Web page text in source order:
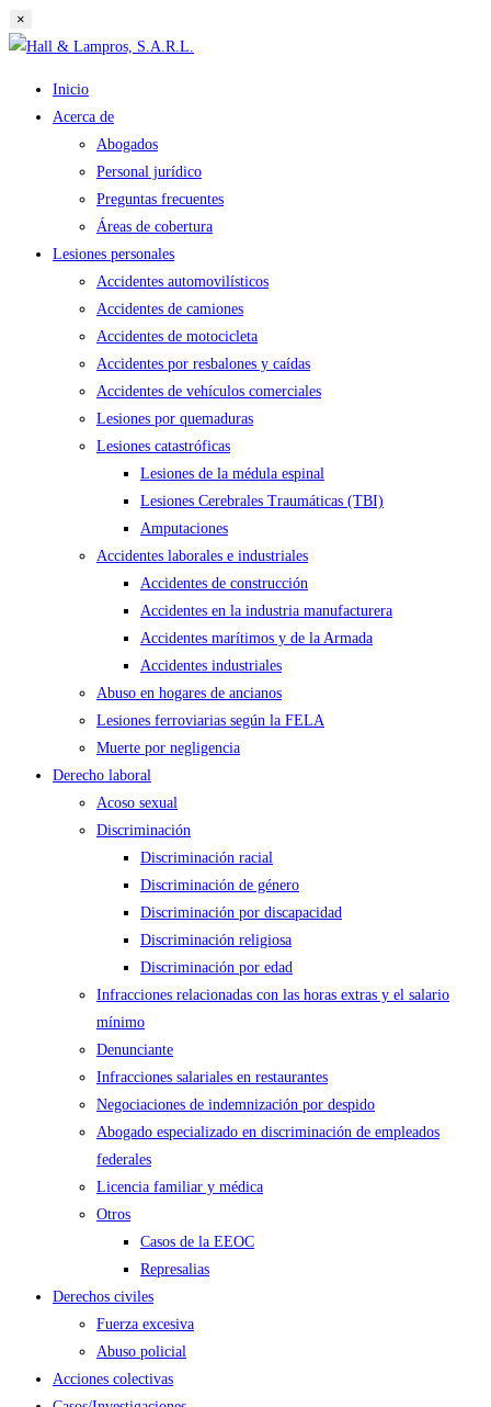
la
web
×
Saltar
contenido
Inicio
Acerca de
Abogados
Personal jurídico
Preguntas frecuentes
Áreas de cobertura
Lesiones personales
Accidentes automovilísticos
Accidentes de camiones
Accidentes de motocicleta
Accidentes por resbalones y caídas
Accidentes de vehículos comerciales
Lesiones por quemaduras
Lesiones catastróficas
Lesiones de la médula espinal
Lesiones Cerebrales Traumáticas (TBI)
Amputaciones
Accidentes laborales e industriales
Accidentes de construcción
Accidentes en la industria manufacturera
Accidentes marítimos y de la Armada
Accidentes industriales
Abuso en hogares de ancianos
Lesiones ferroviarias según la FELA
Muerte por negligencia
Derecho laboral
Acoso sexual
Discriminación
Discriminación racial
Discriminación de género
Discriminación por discapacidad
Discriminación religiosa
Discriminación por edad
Infracciones relacionadas con las horas extras y el salario
mínimo
Denunciante
Infracciones salariales en restaurantes
Negociaciones de indemnización por despido
Abogado especializado en discriminación de empleados
federales
Licencia familiar y médica
Otros
Casos de la EEOC
Represalias
Derechos civiles
Fuerza excesiva
Abuso policial
Acciones colectivas